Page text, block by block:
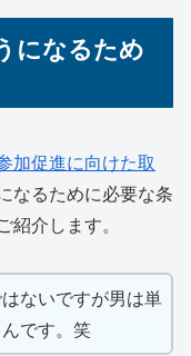
になるため
加促進に向けた取
なるために必要な条
介します。
ないですが男は単
です。笑